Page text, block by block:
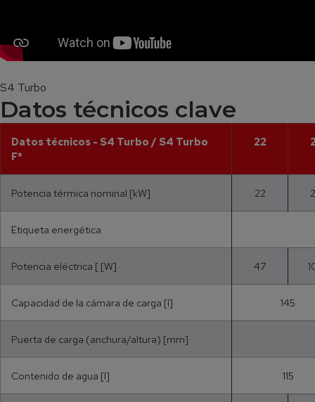
S4 Turbo
Datos técnicos clave
Datos técnicos - S4 Turbo / S4 Turbo
F*
22
Potencia térmica nominal [kW] 22
Etiqueta energética
Potencia eléctrica [ [W] 47
Capacidad de la cámara de carga [l] 145
Puerta de carga (anchura/altura) [mm]
Contenido de agua [l] 115